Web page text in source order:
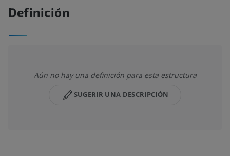
Definición
Aún no hay una definición para esta estructura
SUGERIR UNA DESCRIPCIÓN